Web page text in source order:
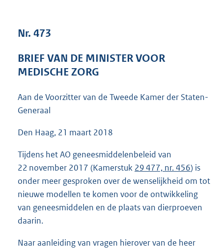
K
Nr. 473
BRIEF VAN DE MINISTER VOOR
MEDISCHE ZORG
Aan de Voorzitter van de Tweede Kamer der Staten-
Generaal
Den Haag, 21 maart 2018
Tijdens het AO geneesmiddelenbeleid van
22 november 2017 (Kamerstuk 29 477, nr. 456) is
onder meer gesproken over de wenselijkheid om tot
nieuwe modellen te komen voor de ontwikkeling
van geneesmiddelen en de plaats van dierproeven
daarin.
Naar aanleiding van vragen hierover van de heer